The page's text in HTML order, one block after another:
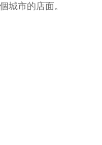
城市的店面。